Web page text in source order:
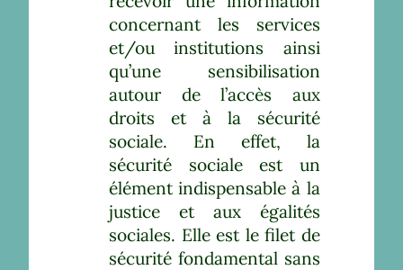
concernant les services
et/ou institutions ainsi
qu’une sensibilisation
autour de l’accès aux
droits et à la sécurité
sociale. En effet, la
sécurité sociale est un
élément indispensable à la
justice et aux égalités
sociales. Elle est le filet de
sécurité fondamental sans